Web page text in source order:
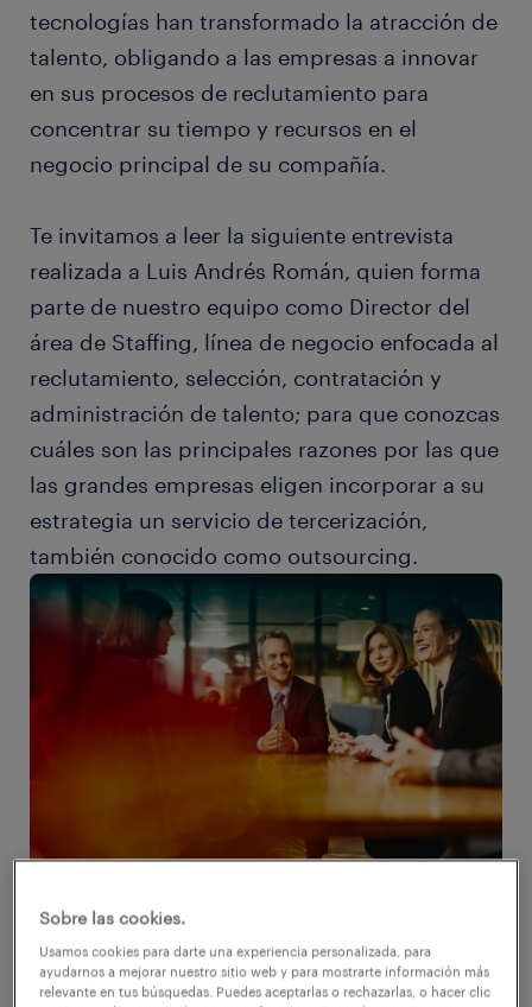
tecnologías han transformado la atracción de
talento, obligando a las empresas a innovar
en sus procesos de reclutamiento para
concentrar su tiempo y recursos en el
negocio principal de su compañía.
Te invitamos a leer la siguiente entrevista
realizada a Luis Andrés Román, quien forma
parte de nuestro equipo como Director del
área de Staffing, línea de negocio enfocada al
reclutamiento, selección, contratación y
administración de talento; para que conozcas
cuáles son las principales razones por las que
las grandes empresas eligen incorporar a su
estrategia un servicio de tercerización,
también conocido como outsourcing.
1. ¿Cuál es el perfil de las empresas que
Sobre las cookies.
Usamos cookies para darte una experiencia personalizada, para
ayudarnos a mejorar nuestro sitio web y para mostrarte información más
relevante en tus búsquedas. Puedes aceptarlas o rechazarlas, o hacer clic